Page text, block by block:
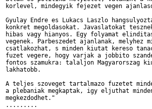
korlevel, mindegyik fejezet vegen
Gyulay Endre es Lukacs Laszlo
konkret megoldasokat. Javaslatokat
hibas vagy hianyos. Egy folyamat
vegenek. Parbeszedet ajanlanak, melyhez
csatlakozhat, s minden kiutat kereso
fuzet vegere, hogy varjak a jobbito
fontos szamukra: talaljon Magyarorszag
lakhatobb.
A teljes szoveget tartalmazo fuzetet
a plebaniak megkaptak, igy eljuthat
megkezdodhet."
.........